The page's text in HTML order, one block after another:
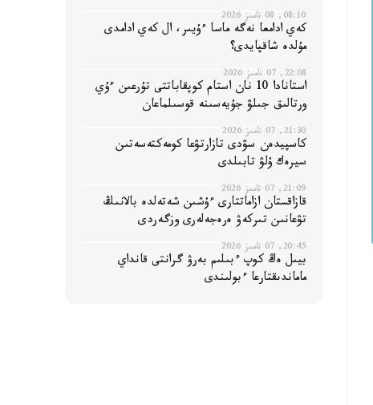
08:10, 08 تامىز 2026
كەي ادامعا نەگە ماسا ءۇيىر، ال كەي ادامدى
مۇلدە شاقپايدى؟
22:08, 07 تامىز 2026
استانادا 10 نان استام كوپقاباتتى تۇرعىن ءۇي
ورتالىق جىلۋ جۇيەسىنە قوسىلماعان
21:30, 07 تامىز 2026
كاسپيدەن سۋدى تازارتۋعا كومەكتەسەتىن
سيرەك ۇلۋ تابىلدى
21:09, 07 تامىز 2026
قازاقستان ازاماتتارى ءۇشىن شەتەلدە بالانىڭ
تۋعانىن تىركەۋ ەرەجەلەرى وزگەردى
20:45, 07 تامىز 2026
بيىل ەڭ كوپ ءبىلىم بەرۋ گرانتى قانداي
ماماندىقتارعا ءبولىندى